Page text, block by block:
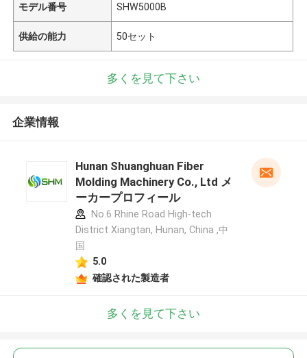
モデル番号 SHW5000B
供給の能力 50セット
多くを見て下さい
企業情報
Hunan Shuanghuan Fiber
Molding Machinery Co., Ltd メ
ーカープロフィール
No.6 Rhine Road High-tech
District Xiangtan, Hunan, China ,中
国
5.0
確認された製造者
多くを見て下さい